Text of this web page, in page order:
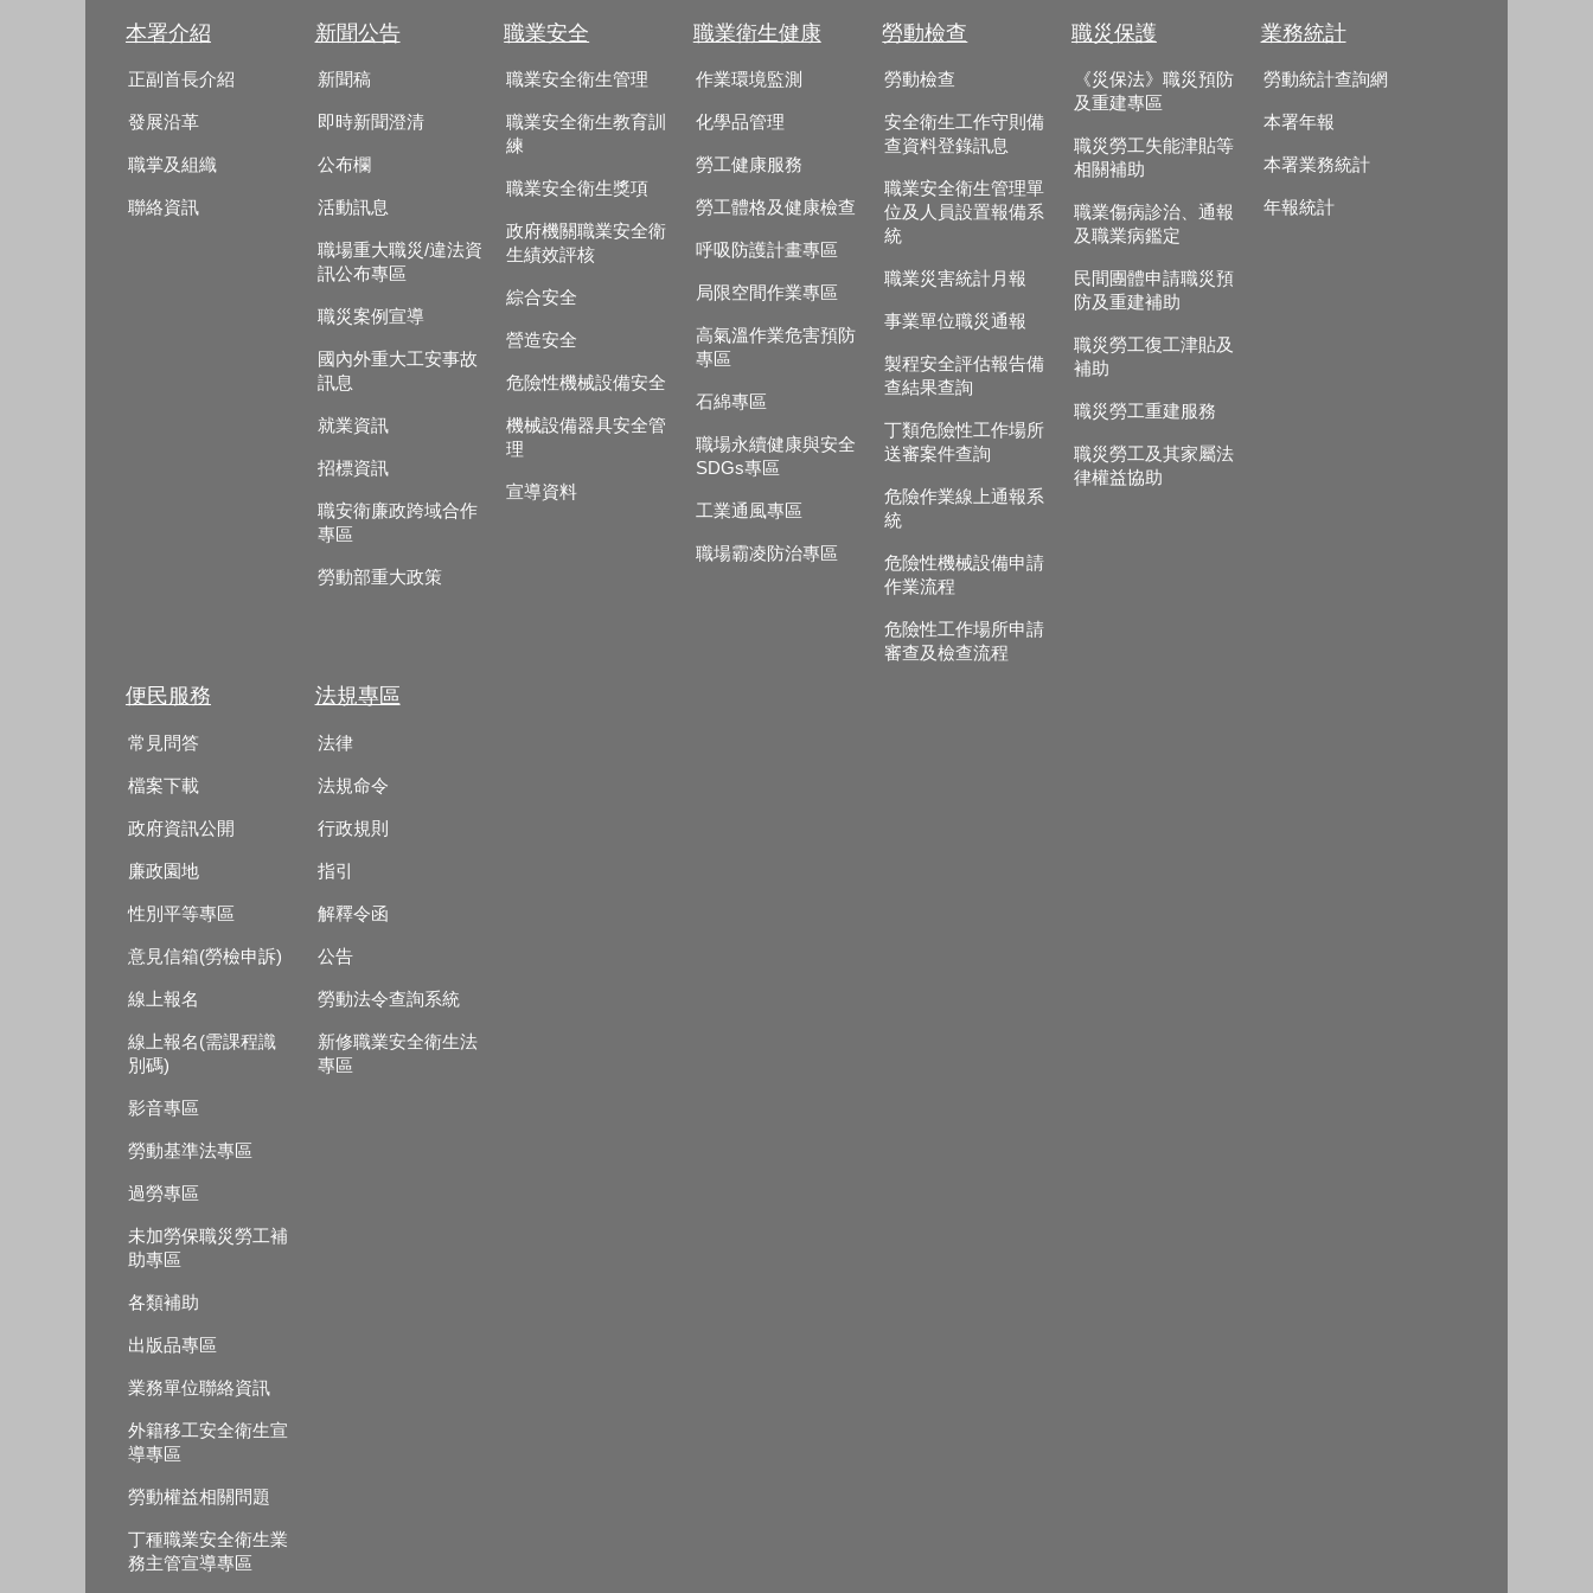
本署介紹
正副首長介紹
發展沿革
職掌及組織
聯絡資訊
新聞公告
新聞稿
即時新聞澄清
公布欄
活動訊息
職場重大職災/違法資
訊公布專區
職災案例宣導
國內外重大工安事故
訊息
就業資訊
招標資訊
職安衛廉政跨域合作
專區
勞動部重大政策
職業安全
職業安全衛生管理
職業安全衛生教育訓
練
職業安全衛生獎項
政府機關職業安全衛
生績效評核
綜合安全
營造安全
危險性機械設備安全
機械設備器具安全管
理
宣導資料
職業衛生健康
作業環境監測
化學品管理
勞工健康服務
勞工體格及健康檢查
呼吸防護計畫專區
局限空間作業專區
高氣溫作業危害預防
專區
石綿專區
職場永續健康與安全
SDGs專區
工業通風專區
職場霸凌防治專區
勞動檢查
勞動檢查
安全衛生工作守則備
查資料登錄訊息
職業安全衛生管理單
位及人員設置報備系
統
職業災害統計月報
事業單位職災通報
製程安全評估報告備
查結果查詢
丁類危險性工作場所
送審案件查詢
危險作業線上通報系
統
危險性機械設備申請
作業流程
危險性工作場所申請
審查及檢查流程
職災保護
《災保法》職災預防
及重建專區
職災勞工失能津貼等
相關補助
職業傷病診治、通報
及職業病鑑定
民間團體申請職災預
防及重建補助
職災勞工復工津貼及
補助
職災勞工重建服務
職災勞工及其家屬法
律權益協助
業務統計
勞動統計查詢網
本署年報
本署業務統計
年報統計
便民服務
常見問答
檔案下載
政府資訊公開
廉政園地
性別平等專區
意見信箱(勞檢申訴)
線上報名
線上報名(需課程識
別碼)
影音專區
勞動基準法專區
過勞專區
未加勞保職災勞工補
助專區
各類補助
出版品專區
業務單位聯絡資訊
外籍移工安全衛生宣
導專區
勞動權益相關問題
丁種職業安全衛生業
務主管宣導專區
法規專區
法律
法規命令
行政規則
指引
解釋令函
公告
勞動法令查詢系統
新修職業安全衛生法
專區